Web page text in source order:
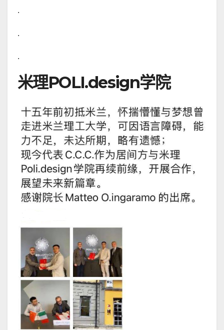
.
.
.
米理POLI.design学院